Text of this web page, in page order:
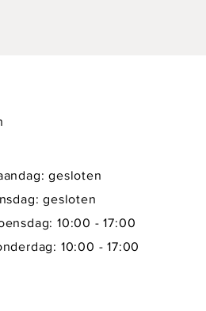
gesloten
gesloten
10:00 - 17:00
10:00 - 17:00